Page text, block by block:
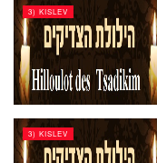
3) KISLEV
3) KISLEV